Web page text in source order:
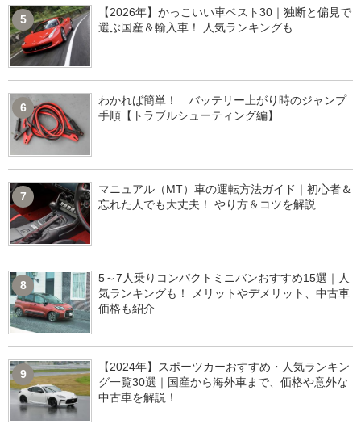
5
【2026年】かっこいい車ベスト30｜独断と偏見で
選ぶ国産＆輸入車！ 人気ランキングも
6
わかれば簡単！ バッテリー上がり時のジャンプ
手順【トラブルシューティング編】
7
マニュアル（MT）車の運転方法ガイド｜初心者＆
忘れた人でも大丈夫！ やり方＆コツを解説
8
5～7人乗りコンパクトミニバンおすすめ15選｜人
気ランキングも！ メリットやデメリット、中古車
価格も紹介
9
【2024年】スポーツカーおすすめ・人気ランキン
グ一覧30選｜国産から海外車まで、価格や意外な
中古車を解説！